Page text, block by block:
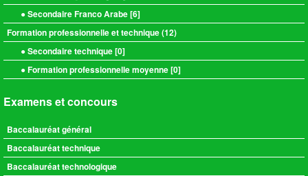
● Secondaire Franco Arabe [6]
Formation professionnelle et technique (12)
● Secondaire technique [0]
● Formation professionnelle moyenne [0]
Examens et concours
Baccalauréat général
Baccalauréat technique
Baccalauréat technologique